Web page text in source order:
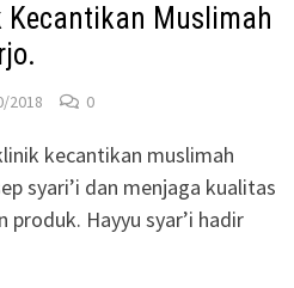
Kecantikan Muslimah
2018 0
kecantikan muslimah
syari’i dan menjaga kualitas
produk. Hayyu syar’i hadir